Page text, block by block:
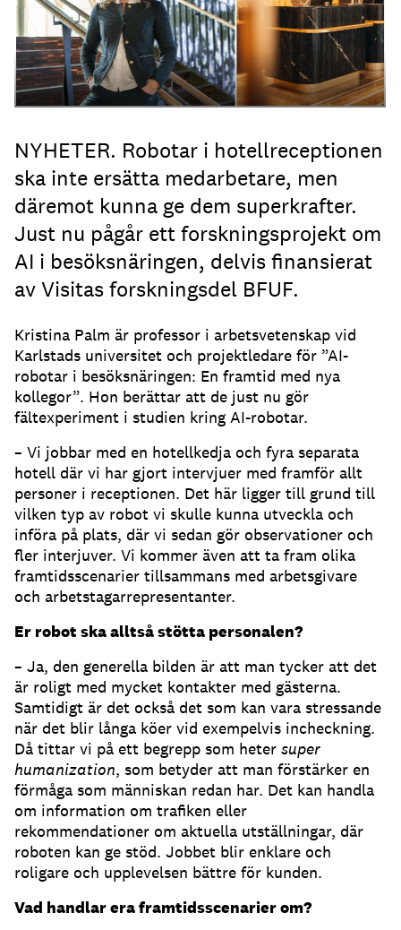
NYHETER. Robotar i hotellreceptionen
ska inte ersätta medarbetare, men
däremot kunna ge dem superkrafter.
Just nu pågår ett forskningsprojekt om
AI i besöksnäringen, delvis finansierat
av Visitas forskningsdel BFUF.
Kristina Palm är professor i arbetsvetenskap vid
Karlstads universitet och projektledare för ”AI-
robotar i besöksnäringen: En framtid med nya
kollegor”. Hon berättar att de just nu gör
fältexperiment i studien kring AI-robotar.
– Vi jobbar med en hotellkedja och fyra separata
hotell där vi har gjort intervjuer med framför allt
personer i receptionen. Det här ligger till grund till
vilken typ av robot vi skulle kunna utveckla och
införa på plats, där vi sedan gör observationer och
fler interjuver. Vi kommer även att ta fram olika
framtidsscenarier tillsammans med arbetsgivare
och arbetstagarrepresentanter.
Er robot ska alltså stötta personalen?
– Ja, den generella bilden är att man tycker att det
är roligt med mycket kontakter med gästerna.
Samtidigt är det också det som kan vara stressande
när det blir långa köer vid exempelvis incheckning.
Då tittar vi på ett begrepp som heter super
humanization, som betyder att man förstärker en
förmåga som människan redan har. Det kan handla
om information om trafiken eller
rekommendationer om aktuella utställningar, där
roboten kan ge stöd. Jobbet blir enklare och
roligare och upplevelsen bättre för kunden.
Vad handlar era framtidsscenarier om?